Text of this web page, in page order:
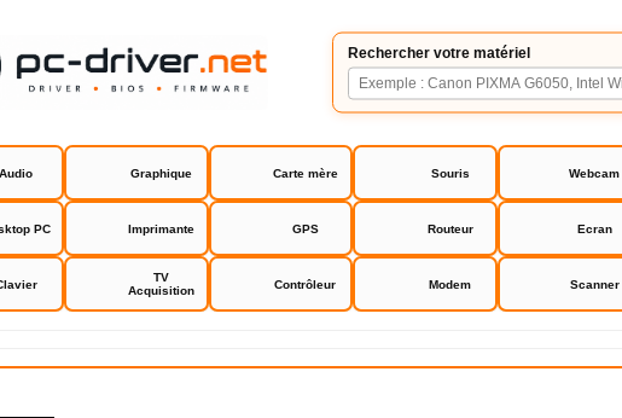
Rechercher votre matériel
Audio Graphique Carte mère Souris Webcam
PC Imprimante GPS Routeur Ecran
TV
Acquisition
Contrôleur Modem Scanner
Sony